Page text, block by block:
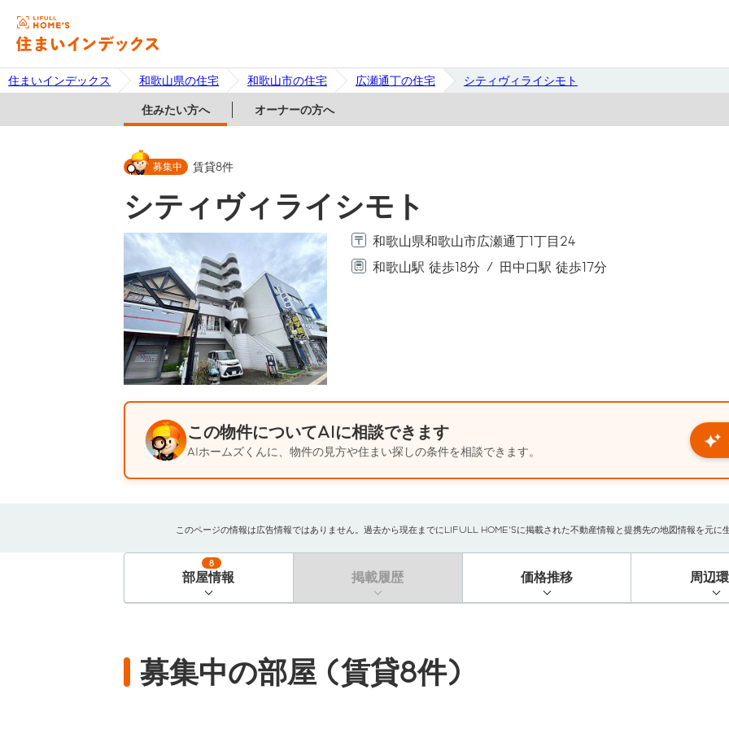
住まいインデックス 和歌山県の住宅 和歌山市の住宅 広瀬通丁の住宅 シティヴィライシモト
住みたい方へ オーナーの方へ
募集中 賃貸8件
シティヴィライシモト
和歌山県和歌山市広瀬通丁1丁目24
和歌山駅 徒歩18分
田中口駅 徒歩17分
この物件についてAIに相談できます
AIホームズくんに、物件の見方や住まい探しの条件を相談できます。
このページの情報は広告情報ではありません。過去から現在までにLIFULL HOME'Sに掲載された不動産情報と提携先の地図情報を元
部屋情報
8
掲載履歴 価格推移 周辺
募集中の部屋 (賃貸8件)